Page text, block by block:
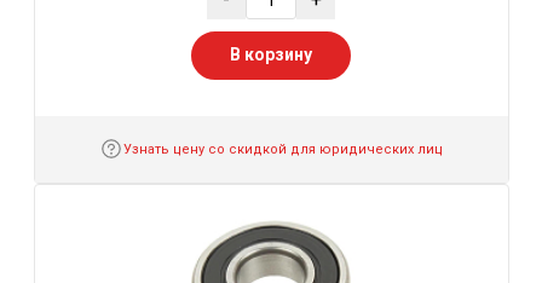
В корзину
Узнать цену со скидкой для юридических лиц